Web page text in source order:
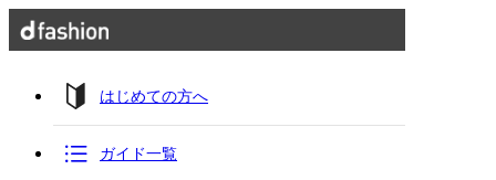
はじめての方へ
ガイド一覧